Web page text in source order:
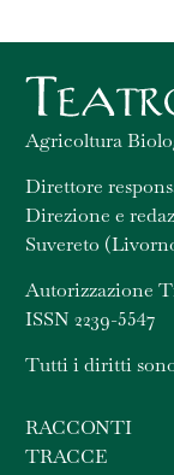
Agricoltura
Direttore
Direzione e
Suvereto
Autorizzazione
ISSN 2239-5547
Tutti i diritti
RACCONTI
TRACCE